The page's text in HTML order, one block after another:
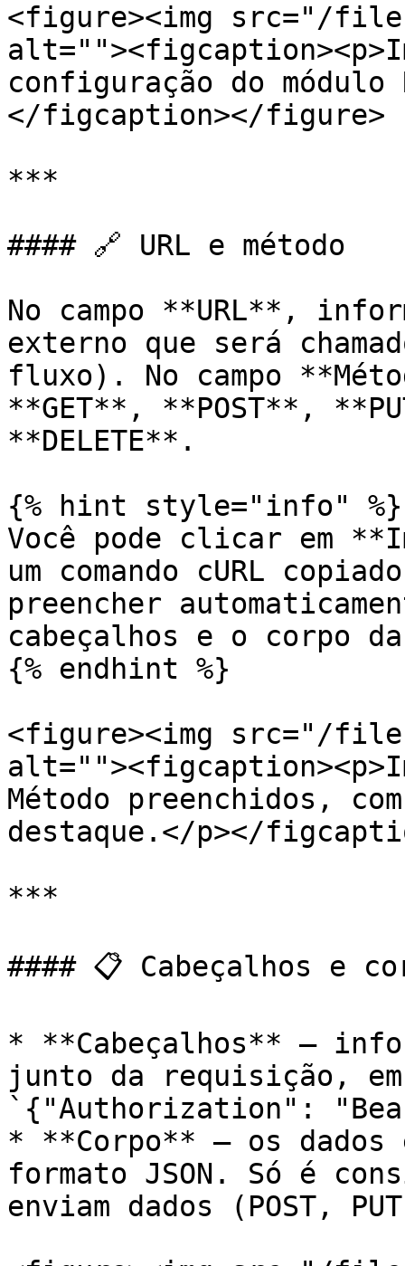
<figure><img src="/
configuração do módulo
</figcaption></figure>
***
#### 🔗 URL e método
No campo **URL**,
externo que será
fluxo). No campo
**GET**, **POST**,
**DELETE**.
{% hint style="info" %}
Você pode clicar em
um comando cURL
preencher
cabeçalhos e o corpo
{% endhint %}
<figure><img src="/files/
Método preenchidos,
destaque.</p></
***
#### 📋 Cabeçalhos e
* **Cabeçalhos** —
junto da requisição,
`{"Authorization":
* **Corpo** — os dados
formato JSON. Só é
enviam dados (POST,